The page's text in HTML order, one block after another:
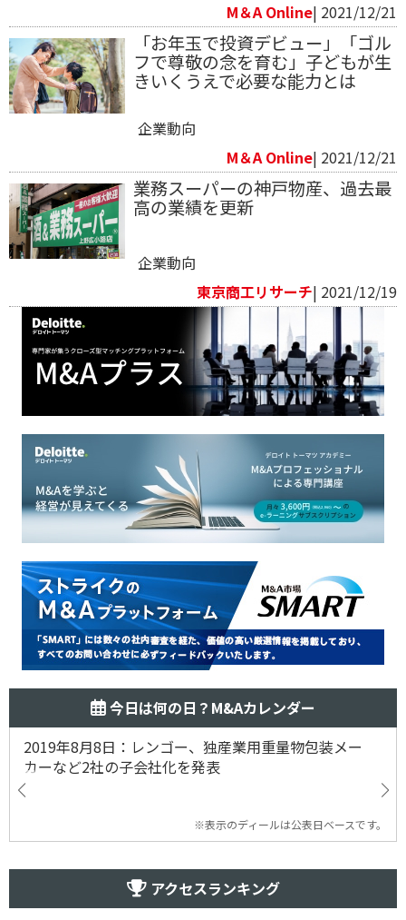
M＆A Online| 2021/12/21
「お年玉で投資デビュー」「ゴル
フで尊敬の念を育む」子どもが生
きいくうえで必要な能力とは
企業動向
M＆A Online| 2021/12/21
業務スーパーの神戸物産、過去最
高の業績を更新
企業動向
東京商工リサーチ| 2021/12/19
今日は何の日？M&Aカレンダー
2019年8月8日：レンゴー、独産業用重量物包装メー
カーなど2社の子会社化を発表
※表示のディールは公表日ベースです。
アクセスランキング